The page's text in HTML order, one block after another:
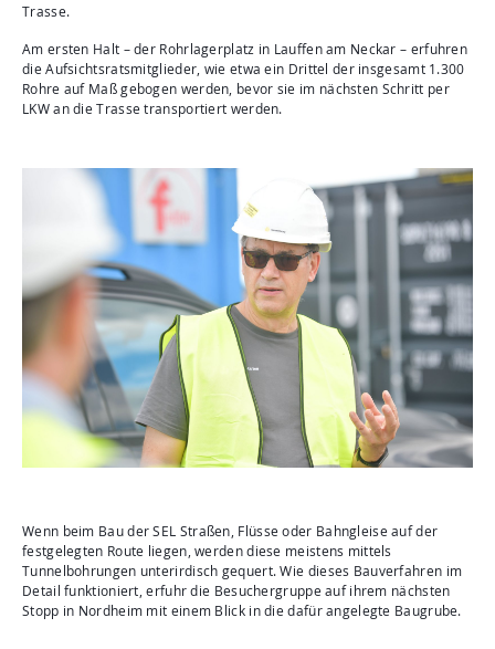
Trasse.
Am ersten Halt – der Rohrlagerplatz in Lauffen am Neckar – erfuhren
die Aufsichtsratsmitglieder, wie etwa ein Drittel der insgesamt 1.300
Rohre auf Maß gebogen werden, bevor sie im nächsten Schritt per
LKW an die Trasse transportiert werden.
Wenn beim Bau der SEL Straßen, Flüsse oder Bahngleise auf der
festgelegten Route liegen, werden diese meistens mittels
Tunnelbohrungen unterirdisch gequert. Wie dieses Bauverfahren im
Detail funktioniert, erfuhr die Besuchergruppe auf ihrem nächsten
Stopp in Nordheim mit einem Blick in die dafür angelegte Baugrube.